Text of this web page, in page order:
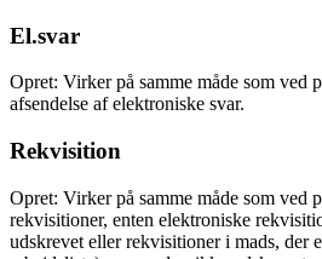
El.svar
Opret: Virker på samme måde som ved
afsendelse af elektroniske svar.
Rekvisition
Opret: Virker på samme måde som ved
rekvisitioner, enten elektroniske
udskrevet eller rekvisitioner i mads, der